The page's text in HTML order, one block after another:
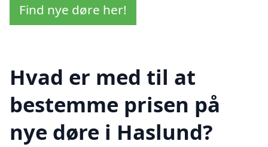
Find nye døre her!
Hvad er med til at
bestemme prisen på
nye døre i Haslund?